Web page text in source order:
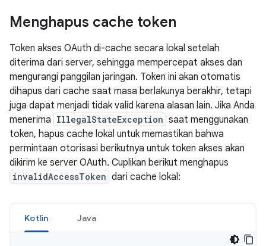
Menghapus cache token
Token akses OAuth di-cache secara lokal setelah
diterima dari server, sehingga mempercepat akses dan
mengurangi panggilan jaringan. Token ini akan otomatis
dihapus dari cache saat masa berlakunya berakhir, tetapi
juga dapat menjadi tidak valid karena alasan lain. Jika Anda
menerima IllegalStateException saat menggunakan
token, hapus cache lokal untuk memastikan bahwa
permintaan otorisasi berikutnya untuk token akses akan
dikirim ke server OAuth. Cuplikan berikut menghapus
invalidAccessToken dari cache lokal:
Kotlin Java